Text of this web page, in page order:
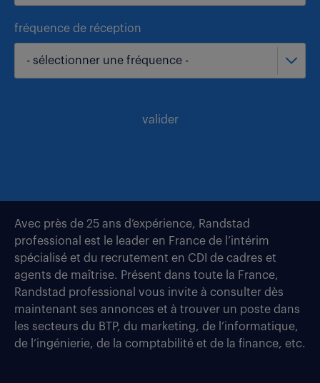
fréquence de réception
- sélectionner une fréquence -
valider
Avec près de 25 ans d’expérience, Randstad
professional est le leader en France de l’intérim
spécialisé et du recrutement en CDI de cadres et
agents de maîtrise. Présent dans toute la France,
Randstad professional vous invite à consulter dès
maintenant ses annonces et à trouver un poste dans
les secteurs du BTP, du marketing, de l’informatique,
de l’ingénierie, de la comptabilité et de la finance, etc.